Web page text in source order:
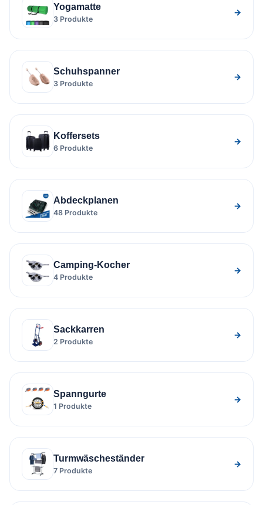
Yogamatte
3 Produkte
→
Schuhspanner
3 Produkte
→
Koffersets
6 Produkte
→
Abdeckplanen
48 Produkte
→
Camping-Kocher
4 Produkte
→
Sackkarren
2 Produkte
→
Spanngurte
1 Produkte
→
Turmwäscheständer
7 Produkte
→